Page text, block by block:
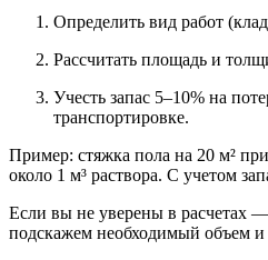
Определить вид работ
Рассчитать площадь и
Учесть запас 5–10% на
транспортировке.
Пример: стяжка пола на 20 м²
около 1 м³ раствора. С учетом
Если вы не уверены в расчетах
подскажем необходимый объем